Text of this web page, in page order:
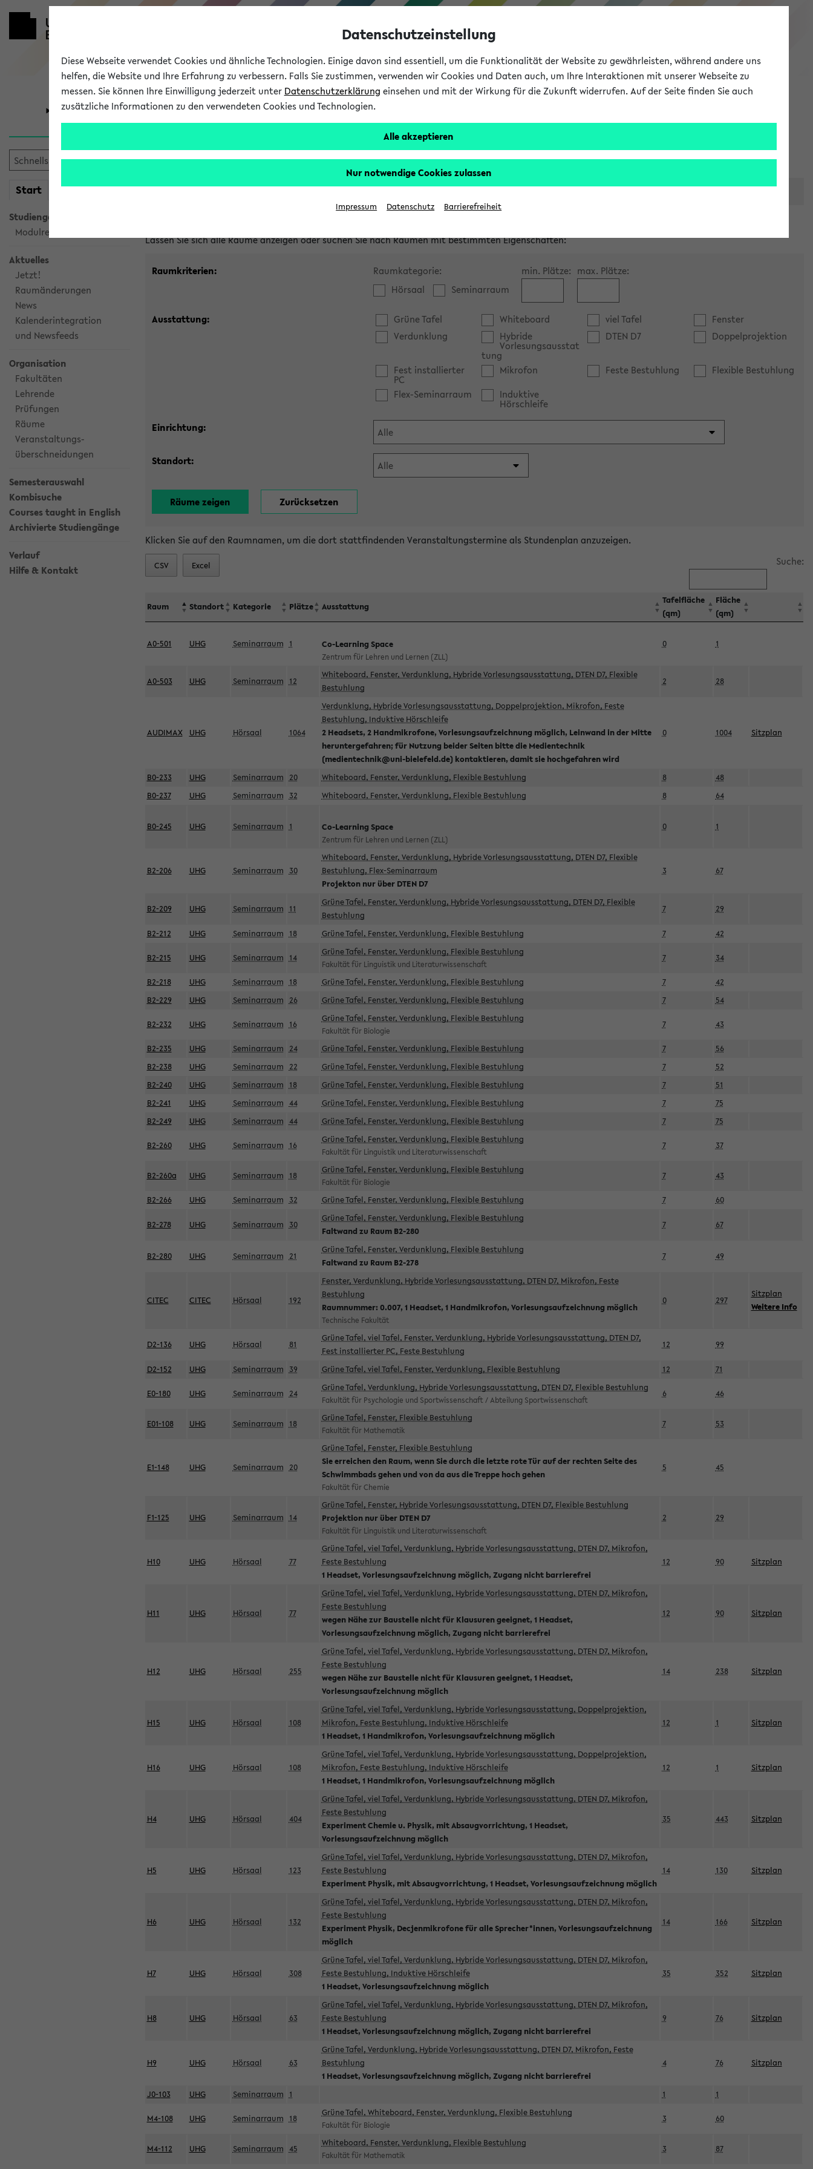
eKVV
Universität Forschung Studium
Start meineKVV
Studiengangsauswahl
Modulrecherche
Aktuelles
Jetzt!
Raumänderungen
News
Kalenderintegration
und Newsfeeds
Organisation
Fakultäten
Lehrende
Prüfungen
Räume
Veranstaltungs-
überschneidungen
Semesterauswahl
Kombisuche
Courses taught in English
Archivierte Studiengänge
Verlauf
Hilfe & Kontakt
Im eKVV verwaltete Räume
Lassen Sie sich alle Räume anzeigen oder suchen Sie nach Räumen mit bestimmten Eigenschaften:
Raumkriterien:
Raumkategorie:
Hörsaal
Seminarraum
min. Plätze: max. Plätze:
Ausstattung: Grüne Tafel Whiteboard viel Tafel
Fenster
Verdunklung
Hybride
Vorlesungsausstat
tung
DTEN D7 Doppelprojektion
Fest installierter
PC
Mikrofon Feste Bestuhlung
Flexible Bestuhlung
Flex-Seminarraum
Induktive
Hörschleife
Einrichtung:
Standort:
Klicken Sie auf den Raumnamen, um die dort stattfindenden Veranstaltungstermine als Stundenplan anzuzeigen.
CSV Excel Suche:
Raum Standort Kategorie Plätze Ausstattung
Tafelfläche
(qm)
Fläche
(qm)
A0-501 UHG Seminarraum 1 Co-Learning Space
Zentrum für Lehren und Lernen (ZLL)
0 1
A0-503 UHG Seminarraum 12
Whiteboard, Fenster, Verdunklung, Hybride Vorlesungsausstattung, DTEN D7, Flexible
Bestuhlung
2 28
AUDIMAX UHG Hörsaal 1064
Verdunklung, Hybride Vorlesungsausstattung, Doppelprojektion, Mikrofon, Feste
Bestuhlung, Induktive Hörschleife
2 Headsets, 2 Handmikrofone, Vorlesungsaufzeichnung möglich, Leinwand in der Mitte
heruntergefahren; für Nutzung beider Seiten bitte die Medientechnik
(medientechnik@uni-bielefeld.de) kontaktieren, damit sie hochgefahren wird
0 1004 Sitzplan
B0-233 UHG Seminarraum 20 Whiteboard, Fenster, Verdunklung, Flexible Bestuhlung 8
48
B0-237
UHG Seminarraum 32 Whiteboard, Fenster, Verdunklung, Flexible Bestuhlung 8 64
B0-245 UHG Seminarraum 1 Co-Learning Space
Zentrum für Lehren und Lernen (ZLL)
0 1
B2-206 UHG Seminarraum 30
Whiteboard, Fenster, Verdunklung, Hybride Vorlesungsausstattung, DTEN D7, Flexible
Bestuhlung, Flex-Seminarraum
Projekton nur über DTEN D7
3 67
B2-209 UHG Seminarraum 11
Grüne Tafel, Fenster, Verdunklung, Hybride Vorlesungsausstattung, DTEN D7, Flexible
Bestuhlung
7 29
B2-212 UHG Seminarraum 18 Grüne Tafel, Fenster, Verdunklung, Flexible Bestuhlung 7 42
B2-215 UHG Seminarraum 14
Grüne Tafel, Fenster, Verdunklung, Flexible Bestuhlung
Fakultät für Linguistik und Literaturwissenschaft
7 34
B2-218 UHG Seminarraum 18 Grüne Tafel, Fenster, Verdunklung, Flexible Bestuhlung 7
42
B2-229
UHG Seminarraum 26 Grüne Tafel, Fenster, Verdunklung, Flexible Bestuhlung 7 54
B2-232 UHG Seminarraum 16
Grüne Tafel, Fenster, Verdunklung, Flexible Bestuhlung
Fakultät für Biologie
7 43
B2-235 UHG Seminarraum 24 Grüne Tafel, Fenster, Verdunklung, Flexible Bestuhlung 7
56
B2-238
UHG Seminarraum 22 Grüne Tafel, Fenster, Verdunklung, Flexible Bestuhlung 7
52
B2-240
UHG Seminarraum 18 Grüne Tafel, Fenster, Verdunklung, Flexible Bestuhlung 7
51
B2-241
UHG Seminarraum 44 Grüne Tafel, Fenster, Verdunklung, Flexible Bestuhlung 7
75
B2-249
UHG Seminarraum 44 Grüne Tafel, Fenster, Verdunklung, Flexible Bestuhlung 7 75
B2-260 UHG Seminarraum 16
Grüne Tafel, Fenster, Verdunklung, Flexible Bestuhlung
Fakultät für Linguistik und Literaturwissenschaft
7 37
B2-260a UHG Seminarraum 18
Grüne Tafel, Fenster, Verdunklung, Flexible Bestuhlung
Fakultät für Biologie
7 43
B2-266 UHG Seminarraum 32 Grüne Tafel, Fenster, Verdunklung, Flexible Bestuhlung 7 60
B2-278 UHG Seminarraum 30
Grüne Tafel, Fenster, Verdunklung, Flexible Bestuhlung
Faltwand zu Raum B2-280
7 67
B2-280 UHG Seminarraum 21
Grüne Tafel, Fenster, Verdunklung, Flexible Bestuhlung
Faltwand zu Raum B2-278
7 49
CITEC CITEC Hörsaal 192
Fenster, Verdunklung, Hybride Vorlesungsausstattung, DTEN D7, Mikrofon, Feste
Bestuhlung
Raumnummer: 0.007, 1 Headset, 1 Handmikrofon, Vorlesungsaufzeichnung möglich
Technische Fakultät
0 297
Sitzplan
Weitere Info
D2-136 UHG Hörsaal 81
Grüne Tafel, viel Tafel, Fenster, Verdunklung, Hybride Vorlesungsausstattung, DTEN D7,
Fest installierter PC, Feste Bestuhlung
12 99
D2-152 UHG Seminarraum 39 Grüne Tafel, viel Tafel, Fenster, Verdunklung, Flexible Bestuhlung 12 71
E0-180 UHG Seminarraum 24
Grüne Tafel, Verdunklung, Hybride Vorlesungsausstattung, DTEN D7, Flexible Bestuhlung
Fakultät für Psychologie und Sportwissenschaft / Abteilung Sportwissenschaft
6 46
E01-108 UHG Seminarraum 18
Grüne Tafel, Fenster, Flexible Bestuhlung
Fakultät für Mathematik
7 53
E1-148 UHG Seminarraum 20
Grüne Tafel, Fenster, Flexible Bestuhlung
Sie erreichen den Raum, wenn Sie durch die letzte rote Tür auf der rechten Seite des
Schwimmbads gehen und von da aus die Treppe hoch gehen
Fakultät für Chemie
5 45
F1-125 UHG Seminarraum 14
Grüne Tafel, Fenster, Hybride Vorlesungsausstattung, DTEN D7, Flexible Bestuhlung
Projektion nur über DTEN D7
Fakultät für Linguistik und Literaturwissenschaft
2 29
H10 UHG Hörsaal 77
Grüne Tafel, viel Tafel, Verdunklung, Hybride Vorlesungsausstattung, DTEN D7, Mikrofon,
Feste Bestuhlung
1 Headset, Vorlesungsaufzeichnung möglich, Zugang nicht barrierefrei
12 90 Sitzplan
H11 UHG Hörsaal 77
Grüne Tafel, viel Tafel, Verdunklung, Hybride Vorlesungsausstattung, DTEN D7, Mikrofon,
Feste Bestuhlung
wegen Nähe zur Baustelle nicht für Klausuren geeignet, 1 Headset,
Vorlesungsaufzeichnung möglich, Zugang nicht barrierefrei
12 90 Sitzplan
H12 UHG Hörsaal 255
Grüne Tafel, viel Tafel, Verdunklung, Hybride Vorlesungsausstattung, DTEN D7, Mikrofon,
Feste Bestuhlung
wegen Nähe zur Baustelle nicht für Klausuren geeignet, 1 Headset,
Vorlesungsaufzeichnung möglich
14 238 Sitzplan
H15 UHG Hörsaal 108
Grüne Tafel, viel Tafel, Verdunklung, Hybride Vorlesungsausstattung, Doppelprojektion,
Mikrofon, Feste Bestuhlung, Induktive Hörschleife
1 Headset, 1 Handmikrofon, Vorlesungsaufzeichnung möglich
12 1 Sitzplan
H16 UHG Hörsaal 108
Grüne Tafel, viel Tafel, Verdunklung, Hybride Vorlesungsausstattung, Doppelprojektion,
Mikrofon, Feste Bestuhlung, Induktive Hörschleife
1 Headset, 1 Handmikrofon, Vorlesungsaufzeichnung möglich
12 1 Sitzplan
H4 UHG Hörsaal 404
Grüne Tafel, viel Tafel, Verdunklung, Hybride Vorlesungsausstattung, DTEN D7, Mikrofon,
Feste Bestuhlung
Experiment Chemie u. Physik, mit Absaugvorrichtung, 1 Headset,
Vorlesungsaufzeichnung möglich
35 443 Sitzplan
H5 UHG Hörsaal 123
Grüne Tafel, viel Tafel, Verdunklung, Hybride Vorlesungsausstattung, DTEN D7, Mikrofon,
Feste Bestuhlung
Experiment Physik, mit Absaugvorrichtung, 1 Headset, Vorlesungsaufzeichnung möglich
14 130 Sitzplan
H6 UHG Hörsaal 132
Grüne Tafel, viel Tafel, Verdunklung, Hybride Vorlesungsausstattung, DTEN D7, Mikrofon,
Feste Bestuhlung
Experiment Physik, Decjenmikrofone für alle Sprecher*innen, Vorlesungsaufzeichnung
möglich
14 166 Sitzplan
H7 UHG Hörsaal 308
Grüne Tafel, viel Tafel, Verdunklung, Hybride Vorlesungsausstattung, DTEN D7, Mikrofon,
Feste Bestuhlung, Induktive Hörschleife
1 Headset, Vorlesungsaufzeichnung möglich
35 352 Sitzplan
H8 UHG Hörsaal 63
Grüne Tafel, viel Tafel, Verdunklung, Hybride Vorlesungsausstattung, DTEN D7, Mikrofon,
Feste Bestuhlung
1 Headset, Vorlesungsaufzeichnung möglich, Zugang nicht barrierefrei
9 76 Sitzplan
H9 UHG Hörsaal 63
Grüne Tafel, Verdunklung, Hybride Vorlesungsausstattung, DTEN D7, Mikrofon, Feste
Bestuhlung
1 Headset, Vorlesungsaufzeichnung möglich, Zugang nicht barrierefrei
4 76 Sitzplan
J0-103 UHG Seminarraum 1 1 1
M4-108 UHG Seminarraum 18
Grüne Tafel, Whiteboard, Fenster, Verdunklung, Flexible Bestuhlung
Fakultät für Biologie
3 60
M4-112 UHG Seminarraum 45
Whiteboard, Fenster, Verdunklung, Flexible Bestuhlung
Fakultät für Mathematik
3 87
Datenschutzeinstellung
Diese Webseite verwendet Cookies und ähnliche Technologien. Einige davon sind essentiell, um die Funktionalität der Website zu gewährleisten, während andere uns
helfen, die Website und Ihre Erfahrung zu verbessern. Falls Sie zustimmen, verwenden wir Cookies und Daten auch, um Ihre Interaktionen mit unserer Webseite zu
messen. Sie können Ihre Einwilligung jederzeit unter Datenschutzerklärung einsehen und mit der Wirkung für die Zukunft widerrufen. Auf der Seite finden Sie auch
zusätzliche Informationen zu den verwendeten Cookies und Technologien.
Alle akzeptieren
Nur notwendige Cookies zulassen
Impressum Datenschutz Barrierefreiheit